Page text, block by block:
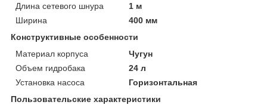
Длина сетевого шнура
1 м
Ширина
400 мм
Конструктивные особенности
Материал корпуса
Чугун
Объем гидробака
24 л
Установка насоса
Горизонтальная
Пользовательские характеристики